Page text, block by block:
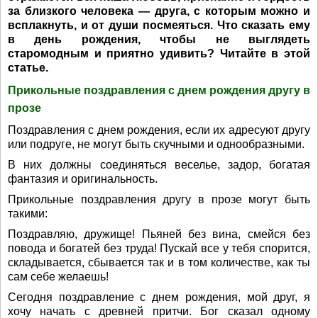
за близкого человека — друга, с которым можно и
всплакнуть, и от души посмеяться. Что сказать ему
в день рождения, чтобы не выглядеть
старомодным и приятно удивить? Читайте в этой
статье.
Прикольные поздравления с днем рождения другу в
прозе
Поздравления с днем рождения, если их адресуют другу
или подруге, не могут быть скучными и однообразными.
В них должны соединяться веселье, задор, богатая
фантазия и оригинальность.
Прикольные поздравления другу в прозе могут быть
такими:
Поздравляю, дружище! Пьяней без вина, смейся без
повода и богатей без труда! Пускай все у тебя спорится,
складывается, сбывается так и в том количестве, как ты
сам себе желаешь!
Сегодня поздравление с днем рождения, мой друг, я
хочу начать с древней притчи. Бог сказал одному